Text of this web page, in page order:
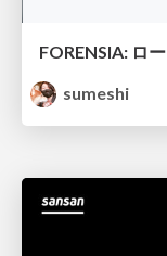
FORENSIA: ロ
sumeshi